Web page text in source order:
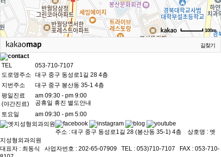
100m
길찾기
TEL
053-710-7107
도로명주소
대구 중구 동성로1길 28 4층
지번주소
대구 중구 봉산동 35-1 4층
평일진료
(야간진료)
am 09:30 - pm 9:00
공휴일 휴진 별도안내
토요일
am 09:30 - pm 5:00
주소 : 대구 중구 동성로1길 28 (봉산동 35-1) 4층 상호명 : 엣
지성형외과의원
대표자 : 최동식ㅤ 사업자번호 : 202-65-07909ㅤ TEL : 053)710-7107ㅤ FAX : 053-710-